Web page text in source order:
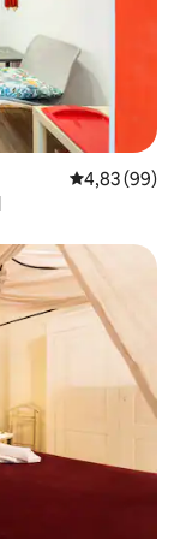
4,83 av 5 i
4,83 (99)